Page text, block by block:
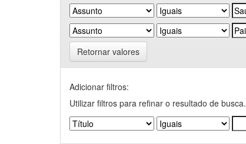
Retornar valores
Adicionar filtros:
Utilizar filtros para refinar o resultado de busca.